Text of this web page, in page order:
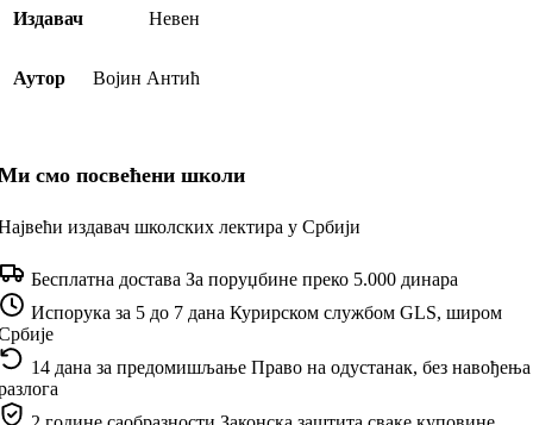
Издавач Невен
Аутор Војин Антић
смо посвећени школи
издавач школских лектира у Србији
Бесплатна достава За поруџбине преко 5.000 динара
Испорука за 5 до 7 дана Курирском службом GLS, широм
14 дана за предомишљање Право на одустанак, без навођења